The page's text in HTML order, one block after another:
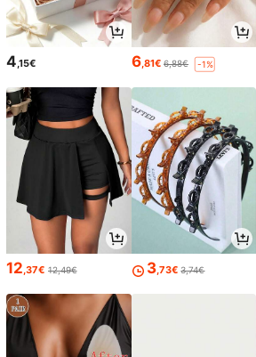
4,15€ 6,81€ 6,88€ -1%
12,37€ 12,49€ 3,73€ 3,74€